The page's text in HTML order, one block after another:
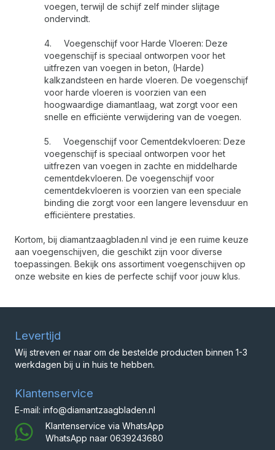
voegen, terwijl de schijf zelf minder slijtage
ondervindt.
4.
Voegenschijf voor Harde Vloeren: Deze
voegenschijf is speciaal ontworpen voor het
uitfrezen van voegen in beton, (Harde)
kalkzandsteen en harde vloeren. De voegenschijf
voor harde vloeren is voorzien van een
hoogwaardige diamantlaag, wat zorgt voor een
snelle en efficiënte verwijdering van de voegen.
5.
Voegenschijf voor Cementdekvloeren: Deze
voegenschijf is speciaal ontworpen voor het
uitfrezen van voegen in zachte en middelharde
cementdekvloeren. De voegenschijf voor
cementdekvloeren is voorzien van een speciale
binding die zorgt voor een langere levensduur en
efficiëntere prestaties.
Kortom, bij diamantzaagbladen.nl vind je een ruime keuze
aan voegenschijven, die geschikt zijn voor diverse
toepassingen. Bekijk ons assortiment voegenschijven op
onze website en kies de perfecte schijf voor jouw klus.
Levertijd
Wij streven er naar om de bestelde producten binnen 1-3
werkdagen bij u in huis te hebben.
Klantenservice
E-mail: info@diamantzaagbladen.nl
Klantenservice via WhatsApp
WhatsApp naar 0639243680